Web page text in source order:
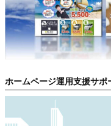
ホームページ運用支援サポ